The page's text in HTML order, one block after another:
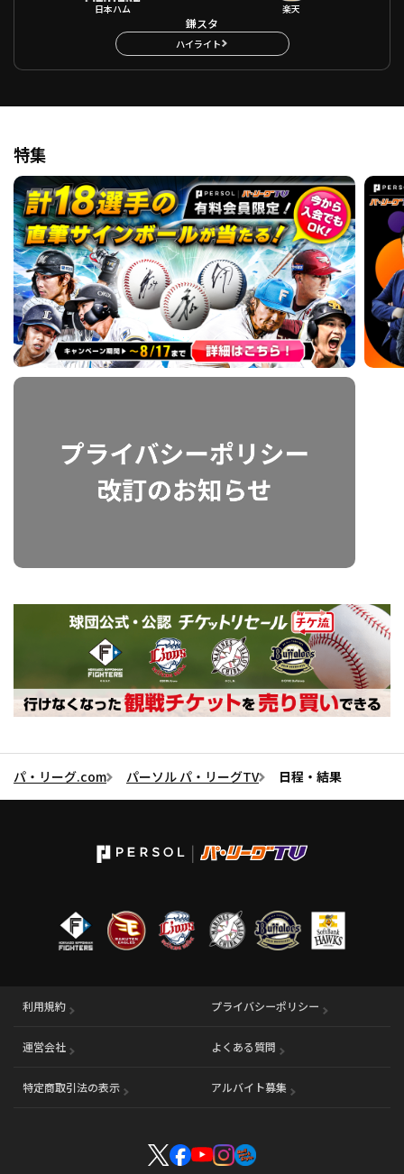
日本ハム 楽天
鎌スタ
ハイライト
特集
パ・リーグ.com パーソル パ・リーグTV 日程・結果
利用規約 プライバシーポリシー
運営会社 （別ウィンドウで開く） よくある質問
特定商取引法の表示 アルバイト募集 （別ウィンドウで開く